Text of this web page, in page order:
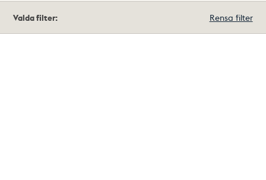
träffar
Valda filter: Rensa filter